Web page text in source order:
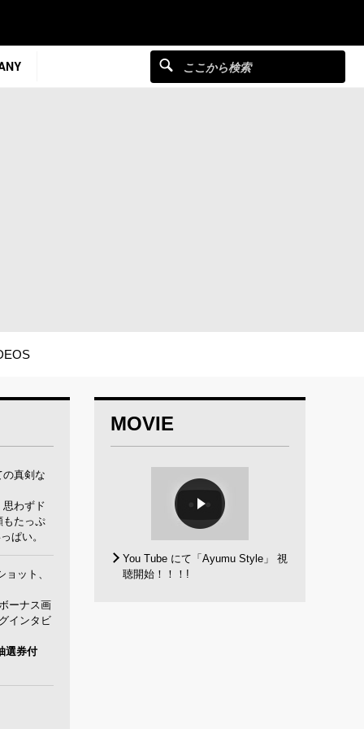
真剣な
思わずド
もたっぷ
ぱい。
ット、
ーナス画
インタビ
選券付
MOVIE
You Tube にて「Ayumu Style」 視
聴開始！！！!